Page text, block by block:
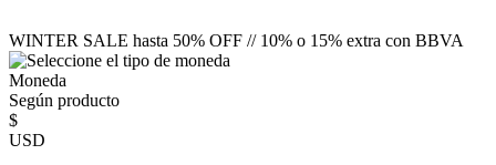
WINTER SALE hasta 50% OFF // 10% o 15% extra con BBVA
Moneda
Según producto
$
USD